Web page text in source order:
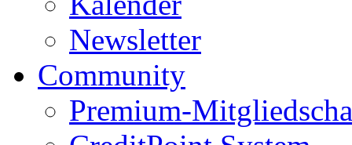
Newsletter
Community
Premium-